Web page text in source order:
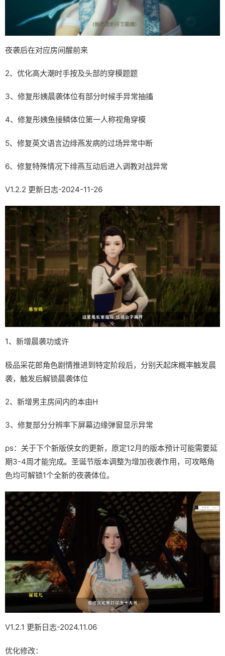
夜袭后在对应房间醒前来
2、优化高大潮时手按及头部的穿模题题
3、修复彤姨晨袭体位有部分时候手异常抽搐
4、修复彤姨鱼接鳞体位第一人称视角穿模
5、修复英文语言边绯燕发病的过场异常中断
6、修复特殊情况下绯燕互动后进入调教对战异常
V1.2.2 更新日志-2024-11-26
1、新增晨袭功或许
极品采花郎角色剧情推进到特定阶段后，分别天起床概率触发晨
袭，触发后解锁晨袭体位
2、新增男主房间内的本由H
3、修复部分分辨率下屏幕边缘弹窗显示异常
ps：关于下个新版侠女的更新，原定12月的版本预计可能需要延
期3-4周才能完成。圣诞节版本调整为增加夜袭作用，可攻略角
色均可解锁1个全新的夜袭体位。
V1.2.1 更新日志-2024.11.06
优化修改：